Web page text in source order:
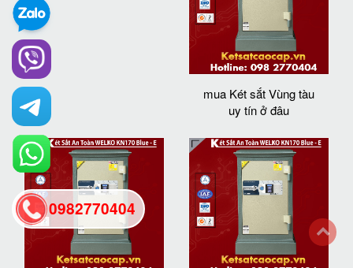
mua Két sắt Vùng tàu
uy tín ở đâu
0982770404